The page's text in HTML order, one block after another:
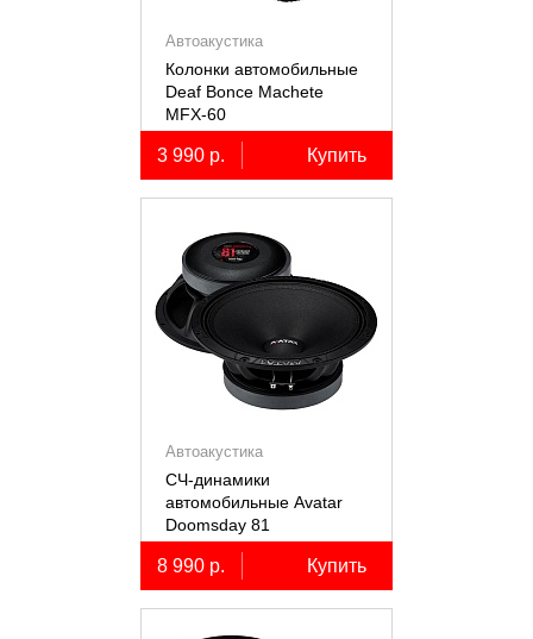
Автоакустика
Колонки автомобильные
Deaf Bonce Machete
MFX-60
3 990 р. Купить
Автоакустика
СЧ-динамики
автомобильные Avatar
Doomsday 81
8 990 р. Купить